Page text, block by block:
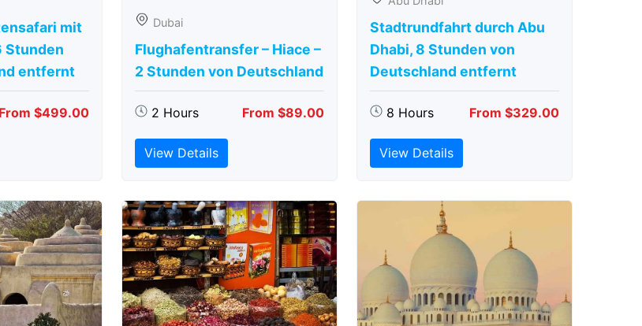
mit
Stunden
entfernt
From $499.00
Dubai
Flughafentransfer – Hiace –
2 Stunden von Deutschland
2 Hours From $89.00
View Details
Stadtrundfahrt durch Abu
Dhabi, 8 Stunden von
Deutschland entfernt
8 Hours From $329.00
View Details